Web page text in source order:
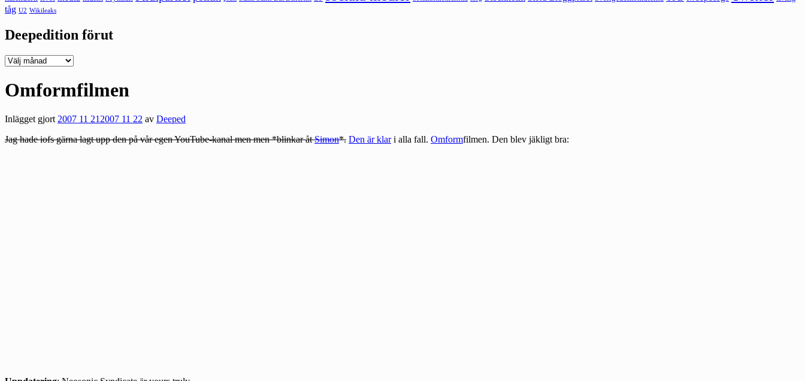
tåg U2 Wikileaks
Deepedition förut
Deepedition
Omformfilmen
Inlägget gjort2007 11 212007 11 22 av Deeped
Jag hade iofs gärna lagt upp den på vår egen YouTube-kanal men men *blinkar åtSimon*. Den är klari alla fall. Omformfilmen. Den blev jäkligt bra: